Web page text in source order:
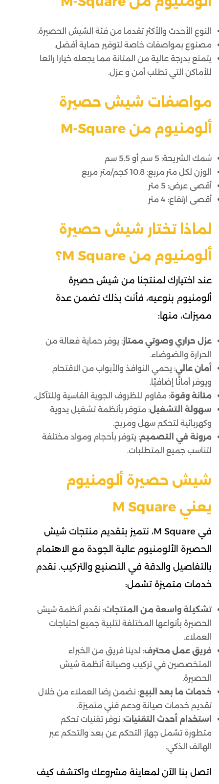
النوع الأحدث والأكثر تقدما من فئة الشيش الحصيرة.
مصنوع بمواصفات خاصة لتوفير حماية أفضل.
يتمتع بدرجة عالية من المتانة مما يجعله خيارا رائعا
للأماكن التي تطلب أمن و عزل.
مواصفات شيش حصيرة
ألومنيوم من M-Square
سُمك الشريحة: 5 سم أو 5.5 سم
الوزن لكل متر مربع: 10.8 كجم/متر مربع
أقصى عرض: 5 متر
أقصى ارتفاع: 4 متر
لماذا تختار شيش حصيرة
ألومنيوم من M Square؟
عند اختيارك لمنتجنا من شيش حصيرة
ألومنيوم بنوعيه، فأنت بذلك تضمن عدة
مميزات، منها:
عزل حراري وصوتي ممتاز: يوفر حماية فعالة من
الحرارة والضوضاء.
أمان عالي: يحمي النوافذ والأبواب من الاقتحام
ويوفر أمانًا إضافيًا.
متانة وقوة: مقاوم للظروف الجوية القاسية وللتآكل.
سهولة التشغيل: متوفر بأنظمة تشغيل يدوية
وكهربائية لتحكم سهل ومريح.
مرونة في التصميم: يتوفر بأحجام ومواد مختلفة
لتناسب جميع المتطلبات.
شيش حصيرة ألومنيوم
يعني M Square
في M Square، نتميز بتقديم منتجات شيش
الحصيرة الألومنيوم عالية الجودة مع الاهتمام
بالتفاصيل والدقة في التصنيع والتركيب. نقدم
خدمات متميزة تشمل:
تشكيلة واسعة من المنتجات: نقدم أنظمة شيش
الحصيرة بأنواعها المختلفة لتلبية جميع احتياجات
العملاء.
فريق عمل محترف: لدينا فريق من الخبراء
المتخصصين في تركيب وصيانة أنظمة شيش
الحصيرة.
خدمات ما بعد البيع: نضمن رضا العملاء من خلال
تقديم خدمات صيانة ودعم فني متميزة.
استخدام أحدث التقنيات: نوفر تقنيات تحكم
متطورة تشمل جهاز التحكم عن بعد والتحكم عبر
الهاتف الذكي.
اتصل بنا الآن لمعاينة مشروعك واكتشف كيف